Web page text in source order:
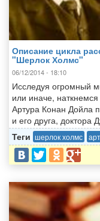
Описание цикла
"Шерлок Холмс"
06/12/2014 - 18:10
Исследуя огромный
или иначе,
Артура Конан Дойла
и его друга, доктора
Теги шерлок холмс